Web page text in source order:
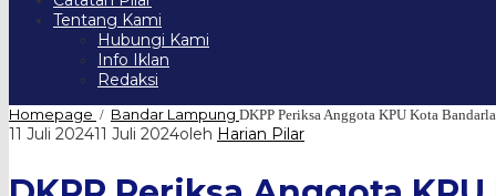
Tentang Kami
Hubungi Kami
Info Iklan
Redaksi
Homepage / Bandar Lampung DKPP Periksa Anggota KPU Kota
11 Juli 202411 Juli 2024oleh Harian Pilar